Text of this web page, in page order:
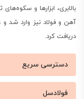
بالابری، ابزارها و
آهن و فولاد نیز وارد شد و
دریافت کرد.
دسترسی سریع
فولادسل